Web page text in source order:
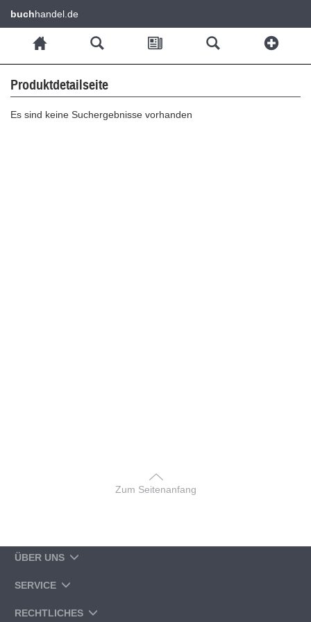
buchhandel.de
Produktdetailseite
Es sind keine Suchergebnisse vorhanden
Zum Seitenanfang
ÜBER UNS
SERVICE
RECHTLICHES